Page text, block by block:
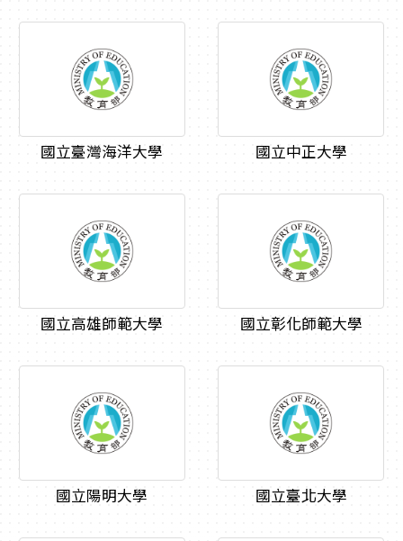
國立臺灣海洋大學 國立中正大學
國立高雄師範大學 國立彰化師範大學
國立陽明大學 國立臺北大學